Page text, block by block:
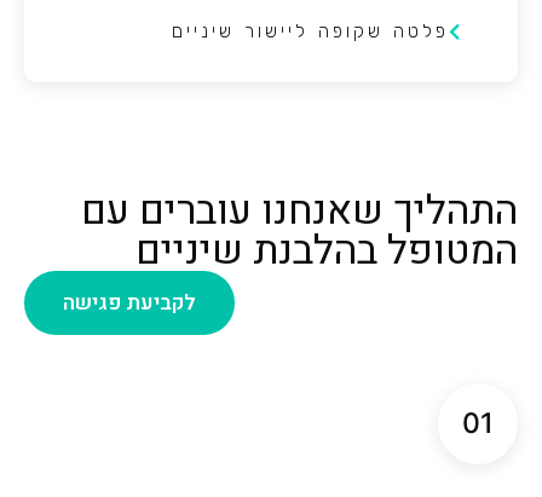
פלטה שקופה ליישור שיניים
התהליך שאנחנו עוברים עם
המטופל בהלבנת שיניים
לקביעת פגישה
01